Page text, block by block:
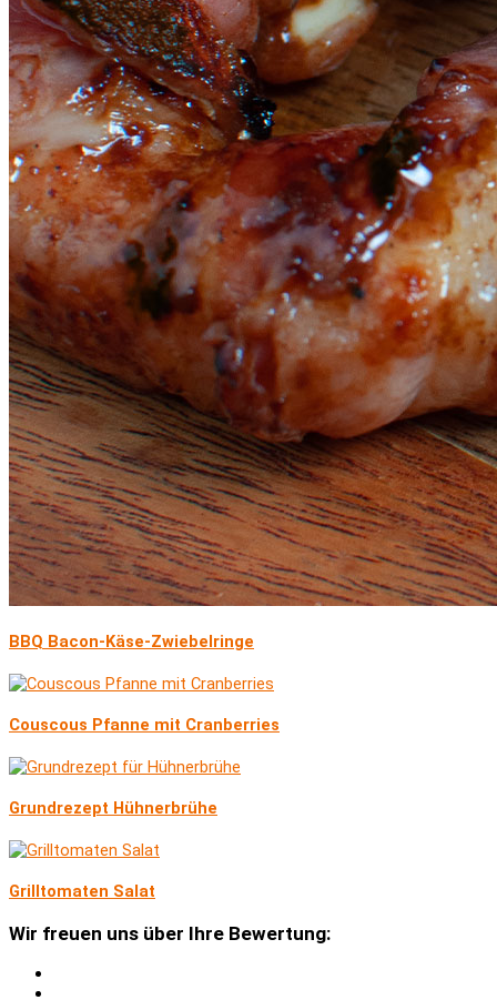
BBQ Bacon-Käse-Zwiebelringe
Couscous Pfanne mit Cranberries
Grundrezept Hühnerbrühe
Grilltomaten Salat
Wir freuen uns über Ihre Bewertung: